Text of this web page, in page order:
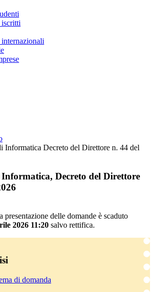
iscritti
Informatica Decreto del Direttore n. 44 del
Decreto del Direttore
presentazione delle domande è scaduto
2026 11:20 salvo rettifica.
di domanda